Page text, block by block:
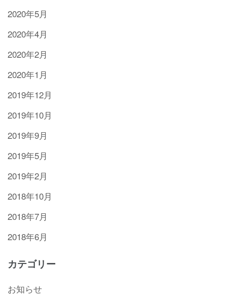
2020年5月
2020年4月
2020年2月
2020年1月
2019年12月
2019年10月
2019年9月
2019年5月
2019年2月
2018年10月
2018年7月
2018年6月
カテゴリー
お知らせ